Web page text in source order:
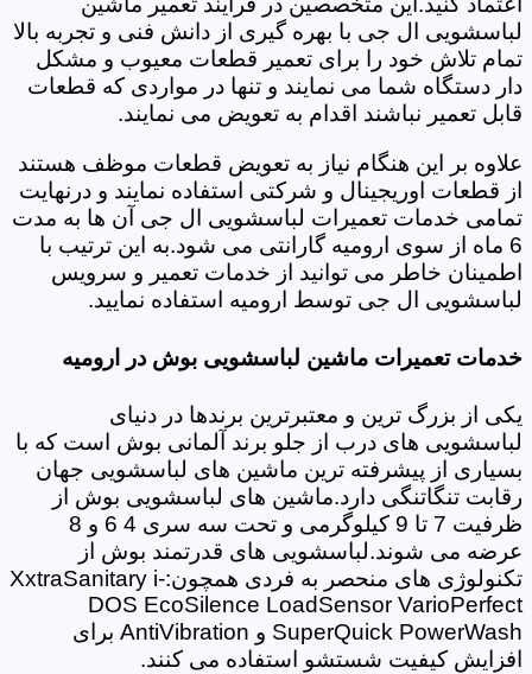
لباسشویی ال جی با بهره گیری از دانش فنی و تجربه بالا
تمام تلاش خود را برای تعمیر قطعات معیوب و مشکل
دار دستگاه شما می نمایند و تنها در مواردی که قطعات
قابل تعمیر نباشند اقدام به تعویض می نمایند.
علاوه بر این هنگام نیاز به تعویض قطعات موظف هستند
از قطعات اوریجینال و شرکتی استفاده نمایند و درنهایت
تمامی خدمات تعمیرات لباسشویی ال جی آن ها به مدت
6 ماه از سوی ارومیه گارانتی می شود.به این ترتیب با
اطمینان خاطر می توانید از خدمات تعمیر و سرویس
لباسشویی ال جی توسط ارومیه استفاده نمایید.
خدمات تعمیرات ماشین لباسشویی بوش در ارومیه
یکی از بزرگ ترین و معتبرترین برندها در دنیای
لباسشویی های درب از جلو برند آلمانی بوش است که با
بسیاری از پیشرفته ترین ماشین های لباسشویی جهان
رقابت تنگاتنگی دارد.ماشین های لباسشویی بوش از
ظرفیت 7 تا 9 کیلوگرمی و تحت سه سری 4 6 و 8
عرضه می شوند.لباسشویی های قدرتمند بوش از
تکنولوژی های منحصر به فردی همچون:XxtraSanitary i-
DOS EcoSilence LoadSensor VarioPerfect
SuperQuick PowerWash و AntiVibration برای
افزایش کیفیت شستشو استفاده می کنند.